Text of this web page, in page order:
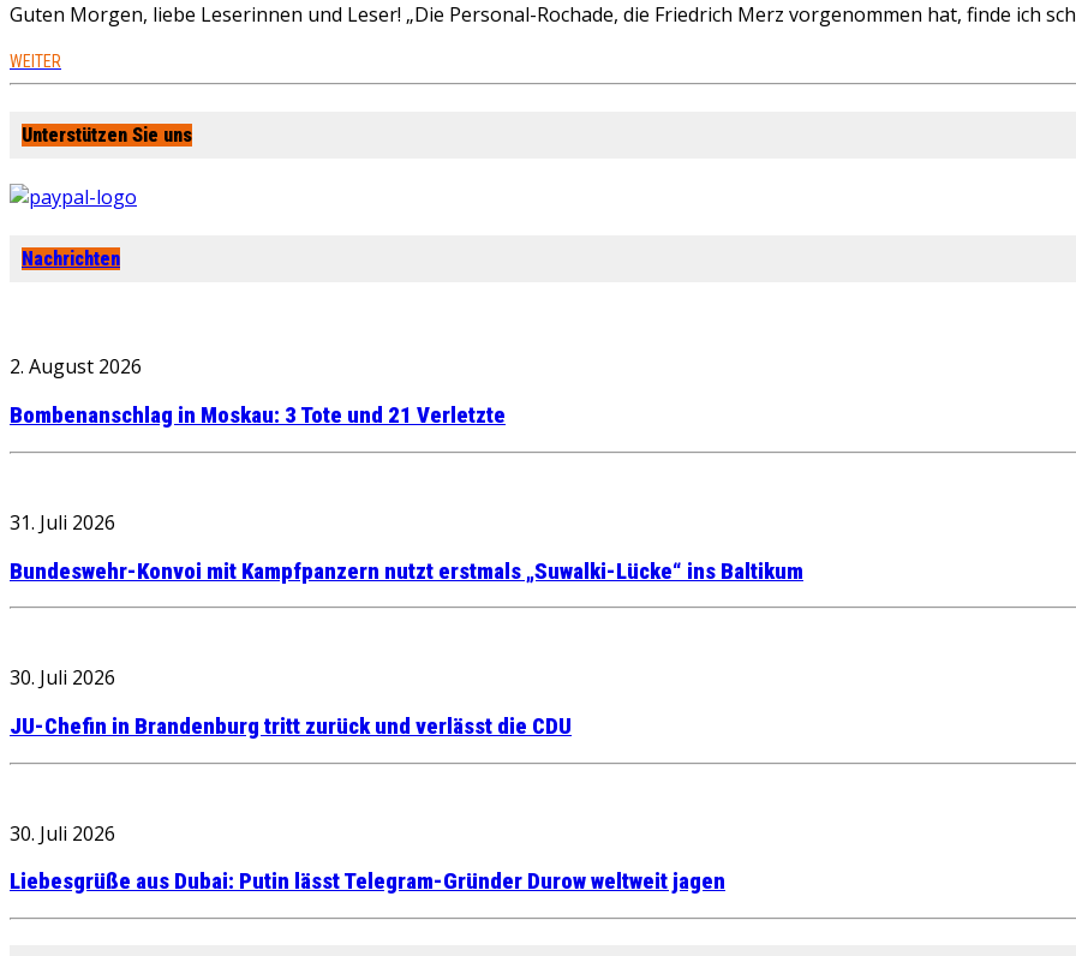
Guten Morgen, liebe Leserinnen und Leser! „Die Personal-Rochade, die Friedrich Merz vorgenommen hat, finde ich
WEITER
Unterstützen Sie uns
Nachrichten
2. August 2026
Bombenanschlag in Moskau: 3 Tote und 21 Verletzte
31. Juli 2026
Bundeswehr-Konvoi mit Kampfpanzern nutzt erstmals „Suwalki-Lücke“ ins Baltikum
30. Juli 2026
JU-Chefin in Brandenburg tritt zurück und verlässt die CDU
30. Juli 2026
Liebesgrüße aus Dubai: Putin lässt Telegram-Gründer Durow weltweit jagen